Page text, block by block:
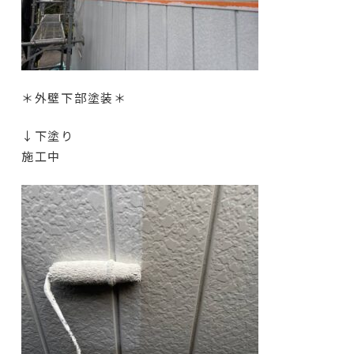
＊外壁下部塗装＊
↓下塗り
施工中